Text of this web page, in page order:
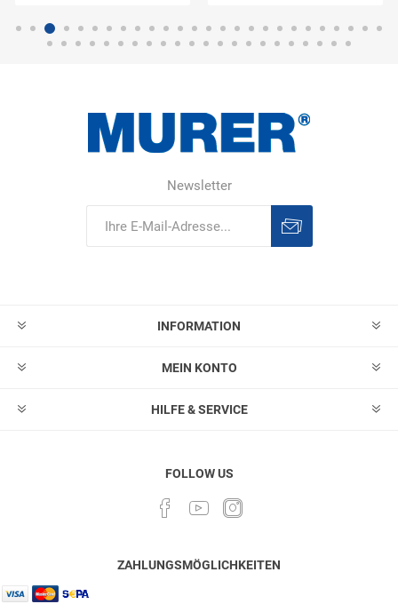
Newsletter
INFORMATION
MEIN KONTO
HILFE & SERVICE
FOLLOW US
ZAHLUNGSMÖGLICHKEITEN